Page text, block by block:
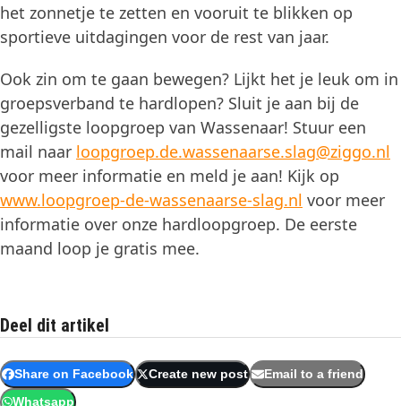
het zonnetje te zetten en vooruit te blikken op
sportieve uitdagingen voor de rest van jaar.
Ook zin om te gaan bewegen? Lijkt het je leuk om in
groepsverband te hardlopen? Sluit je aan bij de
gezelligste loopgroep van Wassenaar! Stuur een
mail naar loopgroep.de.wassenaarse.slag@ziggo.nl
voor meer informatie en meld je aan! Kijk op
www.loopgroep-de-wassenaarse-slag.nl voor meer
informatie over onze hardloopgroep. De eerste
maand loop je gratis mee.
Deel dit artikel
Share on Facebook Create new post Email to a friend
Whatsapp